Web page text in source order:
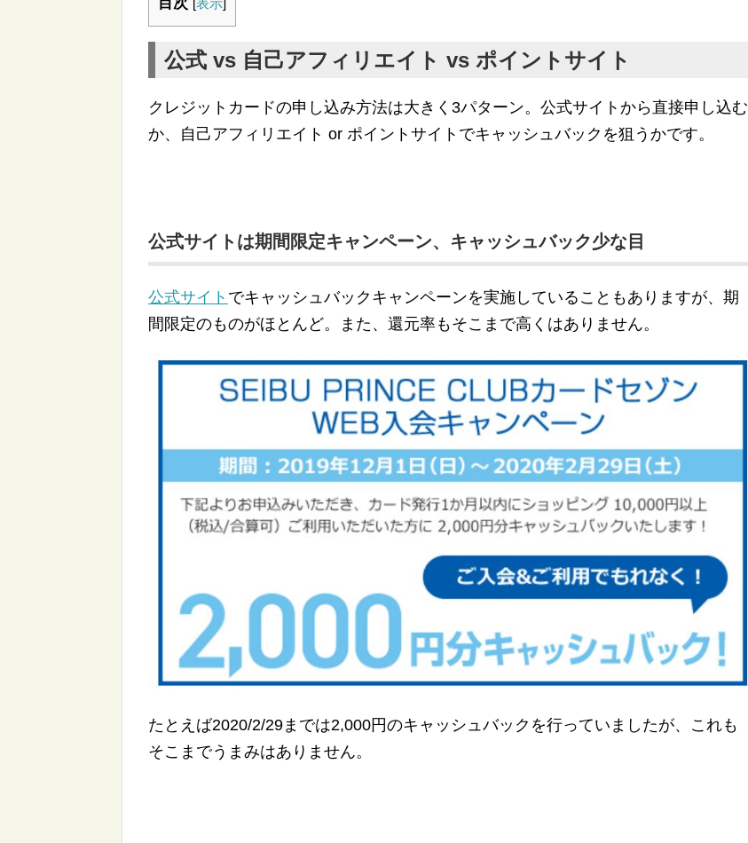
[表示]
公式 vs 自己アフィリエイト vs ポイントサイト
クレジットカードの申し込み方法は大きく3パターン。公式サイトから直接申し込む
か、自己アフィリエイト or ポイントサイトでキャッシュバックを狙うかです。
公式サイトは期間限定キャンペーン、キャッシュバック少な目
公式サイト でキャッシュバックキャンペーンを実施していることもありますが、期
間限定のものがほとんど。また、還元率もそこまで高くはありません。
たとえば2020/2/29までは2,000円のキャッシュバックを行っていましたが、これも
そこまでうまみはありません。